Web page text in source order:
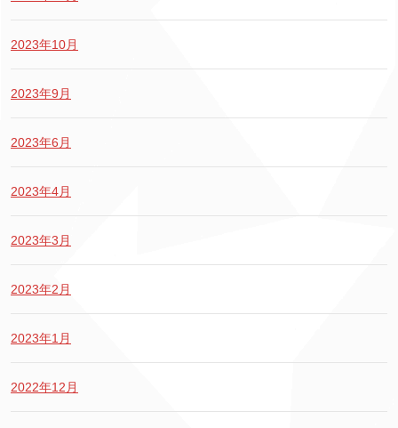
2023年10月
2023年9月
2023年6月
2023年4月
2023年3月
2023年2月
2023年1月
2022年12月